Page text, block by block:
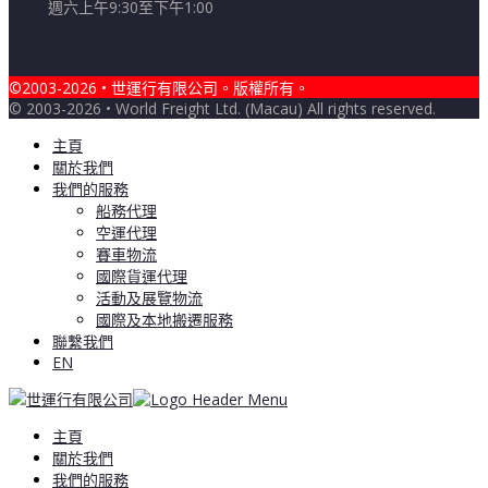
週六上午9:30至下午1:00
©2003-2026 • 世運行有限公司。版權所有。
© 2003-2026 • World Freight Ltd. (Macau) All rights reserved.
主頁
關於我們
我們的服務
船務代理
空運代理
賽車物流
國際貨運代理
活動及展覽物流
國際及本地搬遷服務
聯繫我們
EN
主頁
關於我們
我們的服務